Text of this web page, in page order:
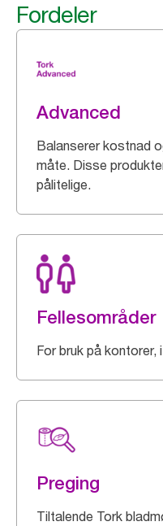
Fordeler
Advanced
Balanserer kostnad
måte. Disse
pålitelige.
Fellesområder
For bruk på kontorer,
Preging
Tiltalende Tork